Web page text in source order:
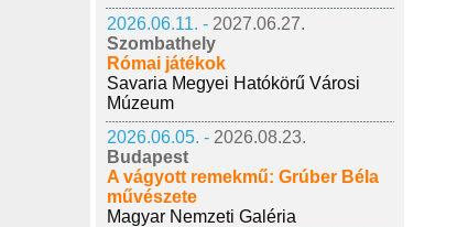
2026.06.11. - 2027.06.27.
Szombathely
Római játékok
Savaria Megyei Hatókörű Városi
Múzeum
2026.06.05. - 2026.08.23.
Budapest
A vágyott remekmű: Grúber Béla
művészete
Magyar Nemzeti Galéria